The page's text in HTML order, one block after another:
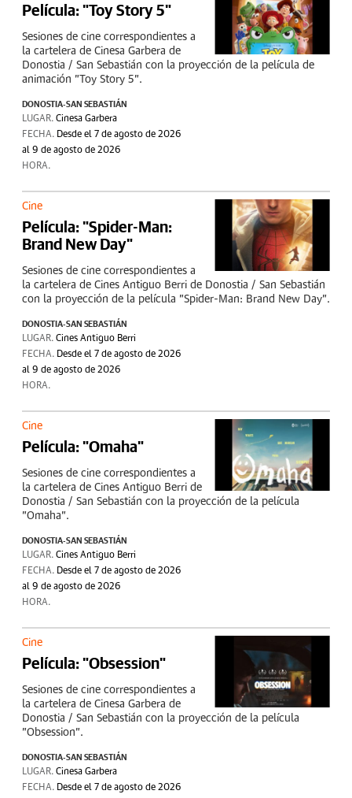
Película: "Toy Story 5"
Sesiones de cine correspondientes a
la cartelera de Cinesa Garbera de
Donostia / San Sebastián con la proyección de la película de
animación "Toy Story 5".
DONOSTIA-SAN SEBASTIÁN
LUGAR. Cinesa Garbera
FECHA. Desde el 7 de agosto de 2026
al 9 de agosto de 2026
HORA.
Cine
Película: "Spider-Man:
Brand New Day"
Sesiones de cine correspondientes a
la cartelera de Cines Antiguo Berri de Donostia / San Sebastián
con la proyección de la película "Spider-Man: Brand New Day".
DONOSTIA-SAN SEBASTIÁN
LUGAR. Cines Antiguo Berri
FECHA. Desde el 7 de agosto de 2026
al 9 de agosto de 2026
HORA.
Cine
Película: "Omaha"
Sesiones de cine correspondientes a
la cartelera de Cines Antiguo Berri de
Donostia / San Sebastián con la proyección de la película
"Omaha".
DONOSTIA-SAN SEBASTIÁN
LUGAR. Cines Antiguo Berri
FECHA. Desde el 7 de agosto de 2026
al 9 de agosto de 2026
HORA.
Cine
Película: "Obsession"
Sesiones de cine correspondientes a
la cartelera de Cinesa Garbera de
Donostia / San Sebastián con la proyección de la película
"Obsession".
DONOSTIA-SAN SEBASTIÁN
LUGAR. Cinesa Garbera
FECHA. Desde el 7 de agosto de 2026